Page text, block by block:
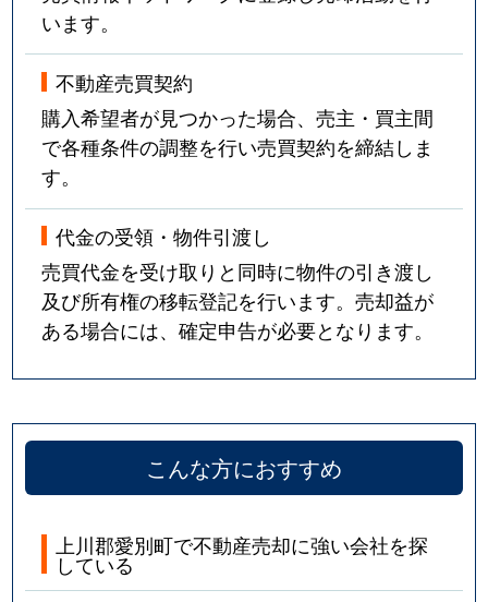
います。
不動産売買契約
購入希望者が見つかった場合、売主・買主間
で各種条件の調整を行い売買契約を締結しま
す。
代金の受領・物件引渡し
売買代金を受け取りと同時に物件の引き渡し
及び所有権の移転登記を行います。売却益が
ある場合には、確定申告が必要となります。
こんな方におすすめ
上川郡愛別町で不動産売却に強い会社を探
している